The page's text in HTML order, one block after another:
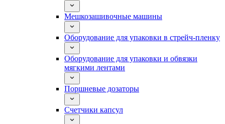
Мешкозашивочные машины
Оборудование для упаковки в стрейч-пленку
Оборудование для упаковки и обвязки
мягкими лентами
Поршневые дозаторы
Счетчики капсул